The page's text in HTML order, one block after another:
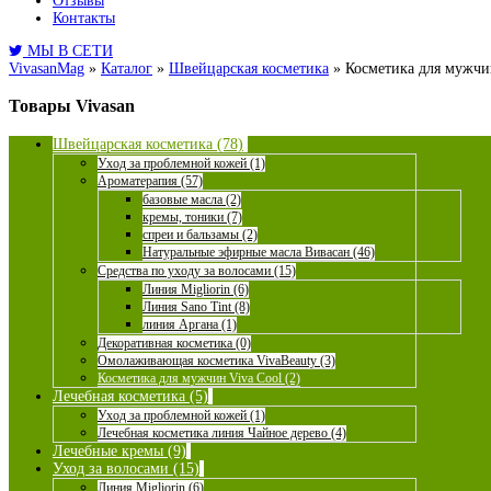
Контакты
МЫ В СЕТИ
VivasanMag » Каталог » Швейцарская косметика » Косметика для
Товары Vivasan
Швейцарская косметика (78)
Уход за проблемной кожей (1)
Ароматерапия (57)
базовые масла (2)
кремы, тоники (7)
спреи и бальзамы (2)
Натуральные эфирные масла Вивасан (46)
Средства по уходу за волосами (15)
Линия Migliorin (6)
Линия Sano Tint (8)
линия Аргана (1)
Декоративная косметика (0)
Омолаживающая косметика VivaBeauty (3)
Косметика для мужчин Viva Cool (2)
Лечебная косметика (5)
Уход за проблемной кожей (1)
Лечебная косметика линия Чайное дерево (4)
Лечебные кремы (9)
Уход за волосами (15)
Линия Migliorin (6)